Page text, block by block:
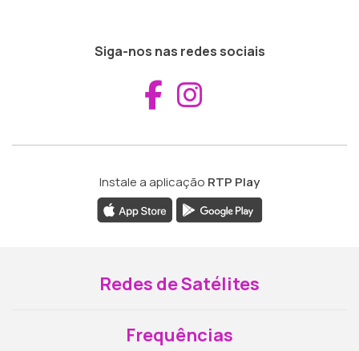
Siga-nos nas redes sociais
Aceder ao
Instale a aplicação RTP Play
Redes de Satélites
Frequências